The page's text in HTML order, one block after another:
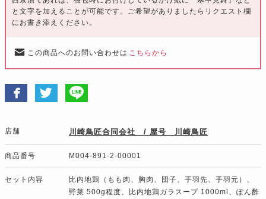
と文字を加えることが可能です。ご希望がありましたらリクエスト欄
にお書き添えください。
この商品へのお問い合わせは こちらから
店舗 川崎鳥匠合同会社 / 屋号 川崎鳥匠
商品番号 M004-891-2-00001
セット内容
比内地鶏（もも肉、胸肉、団子、手羽先、手羽元）、
野菜 500g程度、比内地鶏ガラスープ 1000ml、ぽん酢